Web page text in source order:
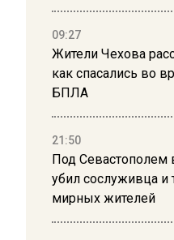
09:27
Жители Чехова
как спасались во
БПЛА
21:50
Под Севастополем
убил сослуживца и
мирных жителей